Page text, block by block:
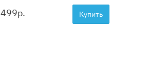
499р. Купить